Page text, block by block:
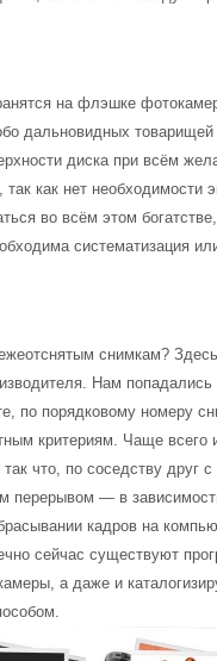
на флэшке
дальновидных
диска при всём
как нет необходимости
во всём этом
систематизация
снимкам?
Нам
по порядковому номеру
критериям. Чаще всего
что, по соседству друг с
перерывом — в
кадров на
сейчас существуют
а даже и